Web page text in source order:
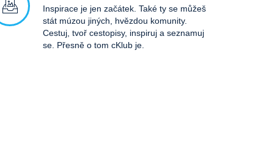
Inspirace je jen začátek. Také ty se můžeš
stát múzou jiných, hvězdou komunity.
Cestuj, tvoř cestopisy, inspiruj a seznamuj
se. Přesně o tom cKlub je.